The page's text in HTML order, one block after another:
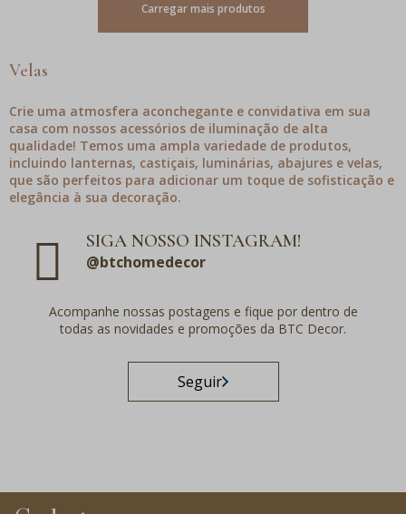
Carregar mais produtos
Velas
Crie uma atmosfera aconchegante e convidativa em sua
casa com nossos acessórios de iluminação de alta
qualidade! Temos uma ampla variedade de produtos,
incluindo lanternas, castiçais, luminárias, abajures e velas,
que são perfeitos para adicionar um toque de sofisticação e
elegância à sua decoração.
SIGA NOSSO INSTAGRAM!
@btchomedecor
Acompanhe nossas postagens e fique por dentro de
todas as novidades e promoções da BTC Decor.
Seguir